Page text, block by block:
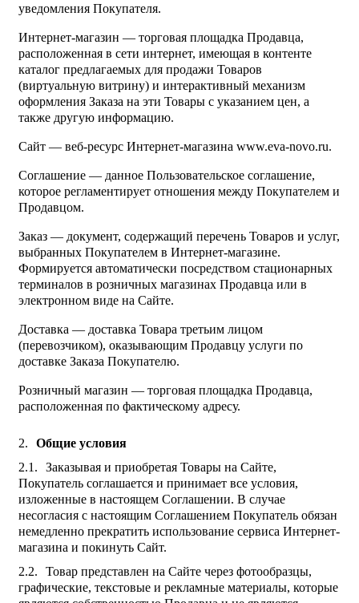
уведомления Покупателя.
Интернет-магазин — торговая площадка Продавца,
расположенная в сети интернет, имеющая в контенте
каталог предлагаемых для продажи Товаров
(виртуальную витрину) и интерактивный механизм
оформления Заказа на эти Товары с указанием цен, а
также другую информацию.
Сайт — веб-ресурс Интернет-магазина www.eva-novo.ru.
Соглашение — данное Пользовательское соглашение,
которое регламентирует отношения между Покупателем и
Продавцом.
Заказ — документ, содержащий перечень Товаров и услуг,
выбранных Покупателем в Интернет-магазине.
Формируется автоматически посредством стационарных
терминалов в розничных магазинах Продавца или в
электронном виде на Сайте.
Доставка — доставка Товара третьим лицом
(перевозчиком), оказывающим Продавцу услуги по
доставке Заказа Покупателю.
Розничный магазин — торговая площадка Продавца,
расположенная по фактическому адресу.
Общие условия
Заказывая и приобретая Товары на Сайте,
Покупатель соглашается и принимает все условия,
изложенные в настоящем Соглашении. В случае
несогласия с настоящим Соглашением Покупатель обязан
немедленно прекратить использование сервиса Интернет-
магазина и покинуть Сайт.
Товар представлен на Сайте через фотообразцы,
графические, текстовые и рекламные материалы, которые